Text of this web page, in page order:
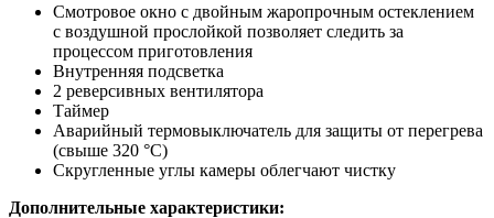
Смотровое окно с двойным жаропрочным остеклением
с воздушной прослойкой позволяет следить за
процессом приготовления
Внутренняя подсветка
2 реверсивных вентилятора
Таймер
Аварийный термовыключатель для защиты от перегрева
(свыше 320 °С)
Скругленные углы камеры облегчают чистку
Дополнительные характеристики: